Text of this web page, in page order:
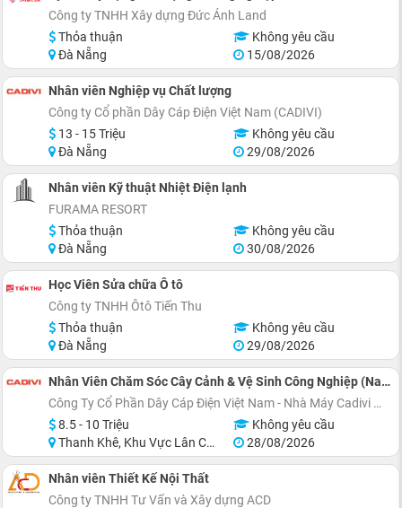
Công ty TNHH Xây dựng Đức Ánh Land
Thỏa thuận
Không yêu cầu
Đà Nẵng
15/08/2026
Nhân viên Nghiệp vụ Chất lượng
Công ty Cổ phần Dây Cáp Điện Việt Nam (CADIVI)
13 - 15 Triệu
Không yêu cầu
Đà Nẵng
29/08/2026
Nhân viên Kỹ thuật Nhiệt Điện lạnh
FURAMA RESORT
Thỏa thuận
Không yêu cầu
Đà Nẵng
30/08/2026
Học Viên Sửa chữa Ô tô
Công ty TNHH Ôtô Tiến Thu
Thỏa thuận
Không yêu cầu
Đà Nẵng
29/08/2026
Nhân Viên Chăm Sóc Cây Cảnh & Vệ Sinh Công Nghiệp (Nam)
Công Ty Cổ Phần Dây Cáp Điện Việt Nam - Nhà Máy Cadivi Miền Trung
8.5 - 10 Triệu
Không yêu cầu
Thanh Khê, Khu Vực Lân Cận Đà Nẵng
28/08/2026
Nhân viên Thiết Kế Nội Thất
Công ty TNHH Tư Vấn và Xây dựng ACD